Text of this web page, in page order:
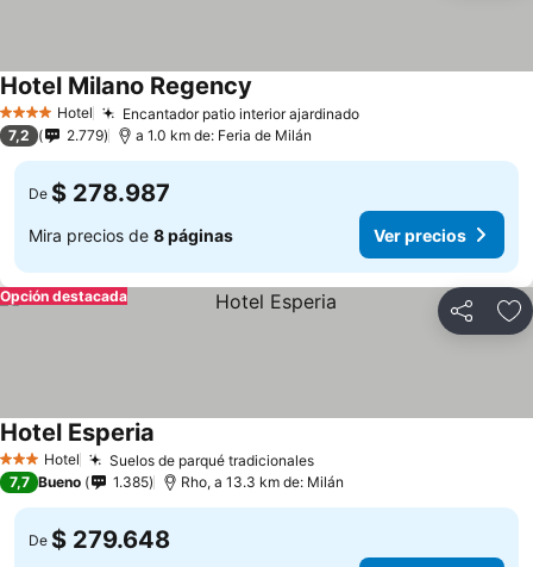
4 EstrellasHotel Encantador patio interior ajardinado
Hotel Milano Regency
7,2 2.779 a 1.0 km de: Feria de Milán
De $ 278.987
Mira precios de 8 páginas Ver precios
Compartir
Opción destacada
3 Estrellas
Hotel Suelos de parqué tradicionales
Hotel Esperia
7,7 Bueno 1.385 Rho, a 13.3 km de: Milán
De $ 279.648